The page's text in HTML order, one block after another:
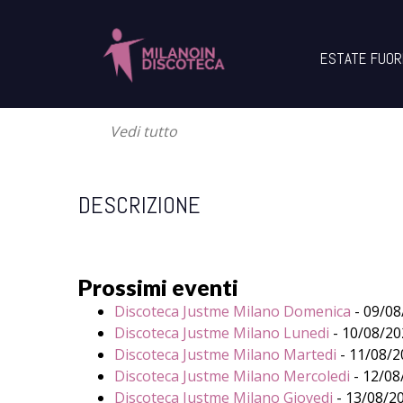
ESTATE
PROSSIMO EVENTO
Vedi tutto
DESCRIZIONE
Prossimi eventi
Discoteca Justme Milano Domenica - 09/
Discoteca Justme Milano Lunedi - 10/08/
Discoteca Justme Milano Martedi - 11/08/
Discoteca Justme Milano Mercoledi - 12/
Discoteca Justme Milano Giovedi - 13/08/